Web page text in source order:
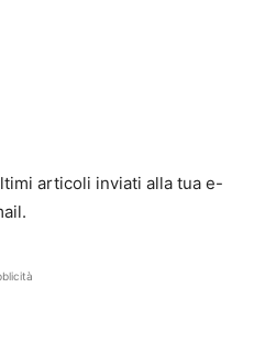
articoli inviati alla tua e-